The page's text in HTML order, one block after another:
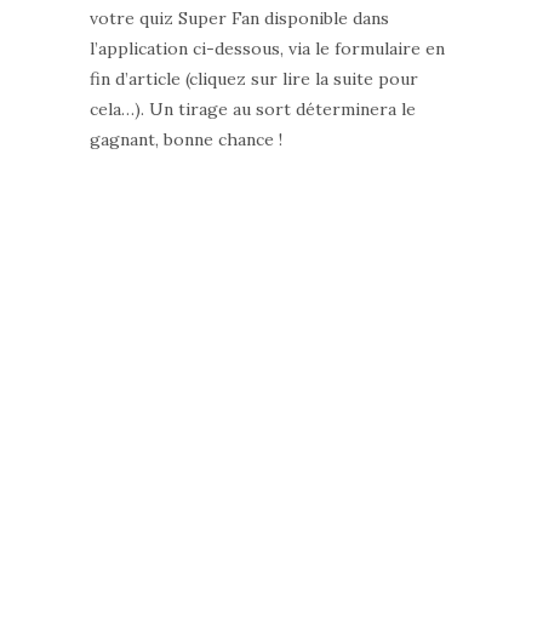
votre quiz Super Fan disponible dans
l’application ci-dessous, via le formulaire en
fin d’article (cliquez sur lire la suite pour
cela…). Un tirage au sort déterminera le
gagnant, bonne chance !